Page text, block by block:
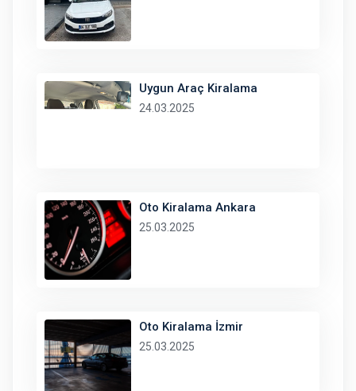
Uygun Araç Kiralama
24.03.2025
Oto Kiralama Ankara
25.03.2025
Oto Kiralama İzmir
25.03.2025